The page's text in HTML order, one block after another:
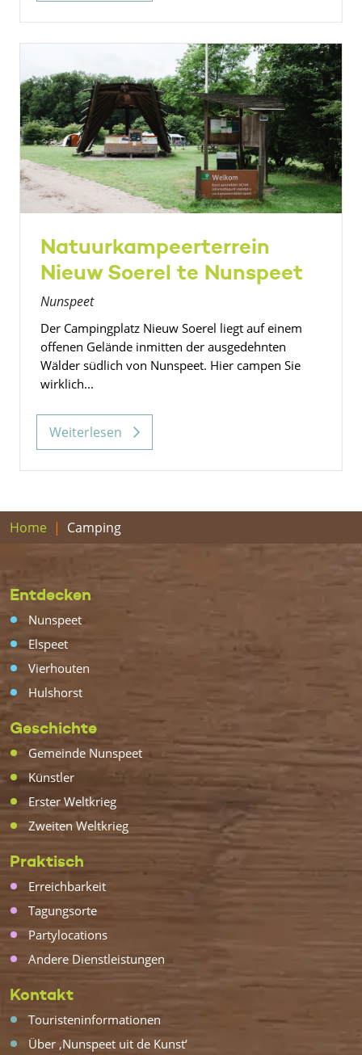
Natuurkampeerterrein
Nieuw Soerel te Nunspeet
Nunspeet
Der Campingplatz Nieuw Soerel liegt auf einem
offenen Gelände inmitten der ausgedehnten
Wälder südlich von Nunspeet. Hier campen Sie
wirklich...
Weiterlesen
Home Camping
Entdecken
Nunspeet
Elspeet
Vierhouten
Hulshorst
Geschichte
Gemeinde Nunspeet
Künstler
Erster Weltkrieg
Zweiten Weltkrieg
Praktisch
Erreichbarkeit
Tagungsorte
Partylocations
Andere Dienstleistungen
Kontakt
Touristeninformationen
Über ‚Nunspeet uit de Kunst‘